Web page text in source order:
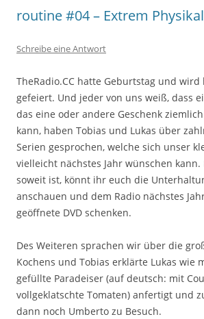
routine #04 – Extrem
Schreibe eine Antwort
TheRadio.CC hatte Geburtstag und wird
gefeiert. Und jeder von uns weiß, dass
das eine oder andere Geschenk
kann, haben Tobias und Lukas über
Serien gesprochen, welche sich unser
vielleicht nächstes Jahr wünschen kann.
soweit ist, könnt ihr euch die
anschauen und dem Radio nächstes
geöffnete DVD schenken.
Des Weiteren sprachen wir über die
Kochens und Tobias erklärte Lukas wie
gefüllte Paradeiser (auf deutsch: mit
vollgeklatschte Tomaten) anfertigt und
dann noch Umberto zu Besuch.